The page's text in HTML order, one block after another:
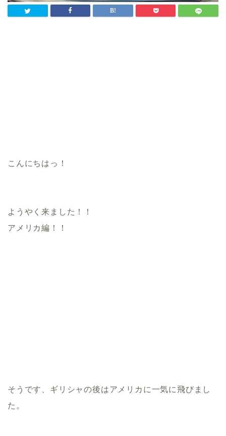
こんにちはっ！
ようやく来ました！！
アメリカ編！！
そうです、ギリシャの後はアメリカに一気に飛びまし
た。